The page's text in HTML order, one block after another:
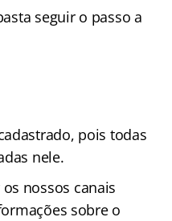
seguir o passo a
pois todas
nele.
nossos canais
sobre o